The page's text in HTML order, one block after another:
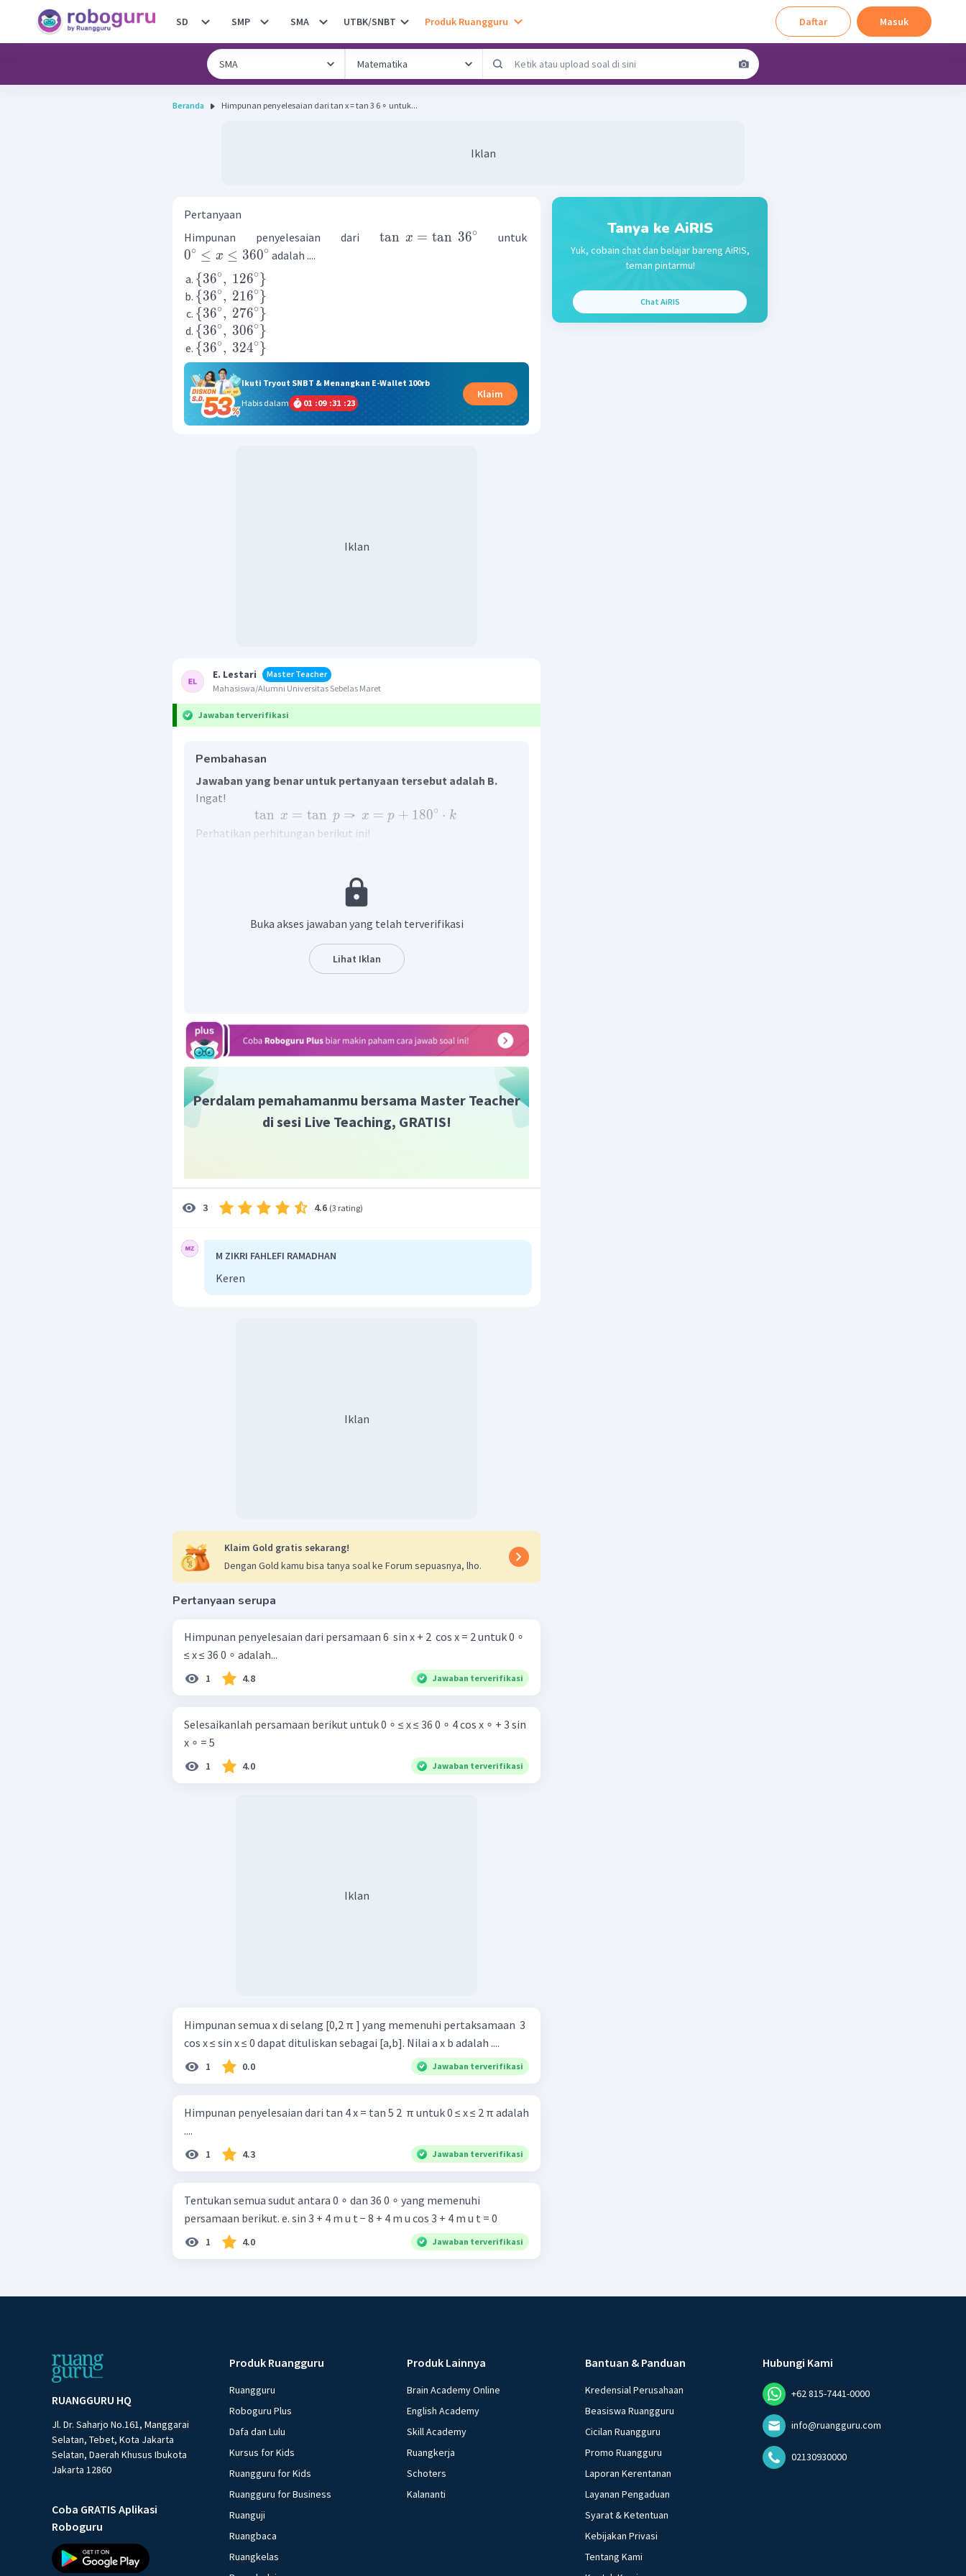
SD SMP SMA UTBK/SNBT Produk Ruangguru Daftar Masuk
Beranda Himpunan penyelesaian dari tan x = tan 3 6 ∘ untuk...
Iklan
Pertanyaan
Himpunan penyelesaian dari tan x = tan 36∘ untuk
0∘ ≤ x ≤ 360∘ adalah ....
{36∘, 126∘ }
{36∘, 216∘ }
{36∘, 276∘ }
{36∘, 306∘ }
{36∘, 324∘ }
Ikuti Tryout SNBT & Menangkan E-Wallet 100rb
Habis dalam
01 :09 :31 :22
Klaim
Iklan
E. Lestari
Master Teacher
Mahasiswa/Alumni Universitas Sebelas Maret
Jawaban terverifikasi
Pembahasan
Jawaban yang benar untuk pertanyaan tersebut adalah B.
Ingat!
tan x = tan p ⇒ x = p + 180∘ ⋅ k
Perhatikan perhitungan berikut ini!
Untuk
=
=
=
=
+
3
memenuhi
1
36∘ +180∘ ⋅1
216∘ (memenuhi
Jadi, HP = {3 6 216 } .
Oleh karena itu, jawaban yang benar adalah B.
Buka akses jawaban yang telah terverifikasi
Lihat Iklan
Perdalam pemahamanmu bersama Master Teacher
di sesi Live Teaching, GRATIS!
3 4.6 (3 rating)
M ZIKRI FAHLEFI RAMADHAN
Keren
Iklan
Klaim Gold gratis sekarang!
Dengan Gold kamu bisa tanya soal ke Forum sepuasnya, lho.
Pertanyaan serupa
Himpunan penyelesaian dari persamaan 6 ​ sin x + 2 ​ cos x = 2 untuk 0 ∘
≤ x ≤ 36 0 ∘ adalah...
1 4.8 Jawaban terverifikasi
Selesaikanlah persamaan berikut untuk 0 ∘ ≤ x ≤ 36 0 ∘ 4 cos x ∘ + 3 sin
x ∘ = 5
1 4.0 Jawaban terverifikasi
Iklan
Himpunan semua x di selang [0,2 π ] yang memenuhi pertaksamaan  3 ​
cos x ≤ sin x ≤ 0 dapat dituliskan sebagai [a,b]. Nilai a x b adalah ....
1 0.0 Jawaban terverifikasi
Himpunan penyelesaian dari tan 4 x = tan 5 2 ​ π untuk 0 ≤ x ≤ 2 π adalah
....
1 4.3 Jawaban terverifikasi
Tentukan semua sudut antara 0 ∘ dan 36 0 ∘ yang memenuhi
persamaan berikut. e. sin 3 + 4 m u t − 8 + 4 m u cos 3 + 4 m u t = 0
1 4.0 Jawaban terverifikasi
Tanya ke AiRIS
Yuk, cobain chat dan belajar bareng AiRIS,
teman pintarmu!
Chat AiRIS
RUANGGURU HQ
Jl. Dr. Saharjo No.161, Manggarai
Selatan, Tebet, Kota Jakarta
Selatan, Daerah Khusus Ibukota
Jakarta 12860
Coba GRATIS Aplikasi
Roboguru
Produk Ruangguru
Ruangguru
Roboguru Plus
Dafa dan Lulu
Kursus for Kids
Ruangguru for Kids
Ruangguru for Business
Ruanguji
Ruangbaca
Ruangkelas
Produk Lainnya
Brain Academy Online
English Academy
Skill Academy
Ruangkerja
Schoters
Kalananti
Bantuan & Panduan
Kredensial Perusahaan
Beasiswa Ruangguru
Cicilan Ruangguru
Promo Ruangguru
Laporan Kerentanan
Layanan Pengaduan
Syarat & Ketentuan
Kebijakan Privasi
Tentang Kami
Hubungi Kami
+62 815-7441-0000
info@ruangguru.com
02130930000